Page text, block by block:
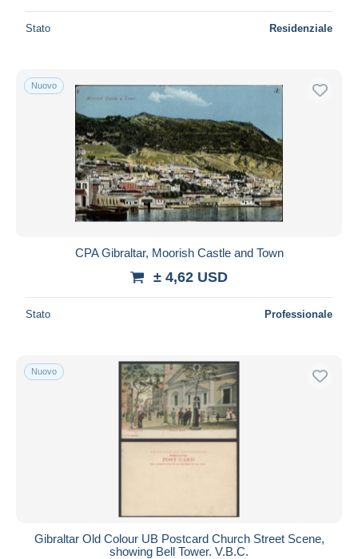
Stato Residenziale
Nuovo
CPA Gibraltar, Moorish Castle and Town
± 4,62 USD
Stato Professionale
Nuovo
Gibraltar Old Colour UB Postcard Church Street Scene,
showing Bell Tower. V.B.C.